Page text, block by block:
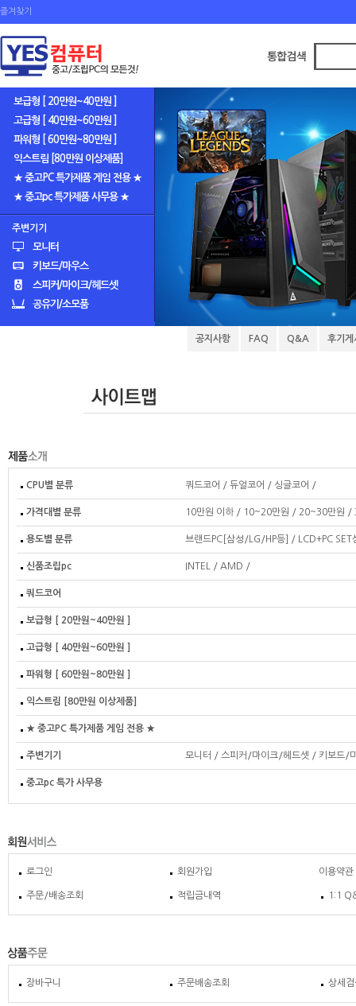
즐겨찾기
보급형 [ 20만원~40만원 ]
고급형 [ 40만원~60만원 ]
파워형 [ 60만원~80만원 ]
익스트림 [80만원 이상제품]
★ 중고PC 특가제품 게임 전용 ★
★ 중고pc 특가제품 사무용 ★
주변기기
모니터
키보드/마우스
스피커/마이크/헤드셋
공유기/소모품
공지사항 FAQ Q&A 후기게
CPU별 분류 쿼드코어 / 듀얼코어 / 싱글코어 /
가격대별 분류 10만원 이하 / 10~20만원 / 20~30만원 /
용도별 분류 브랜드PC[삼성/LG/HP등] / LCD+PC SET
신품조립pc INTEL / AMD /
쿼드코어
보급형 [ 20만원~40만원 ]
고급형 [ 40만원~60만원 ]
파워형 [ 60만원~80만원 ]
익스트림 [80만원 이상제품]
★ 중고PC 특가제품 게임 전용 ★
주변기기 모니터 / 스피커/마이크/헤드셋 / 키보드/
중고pc 특가 사무용
로그인 회원가입 이용약관
주문/배송조회 적립금내역 1:1
장바구니 주문배송조회 상세검